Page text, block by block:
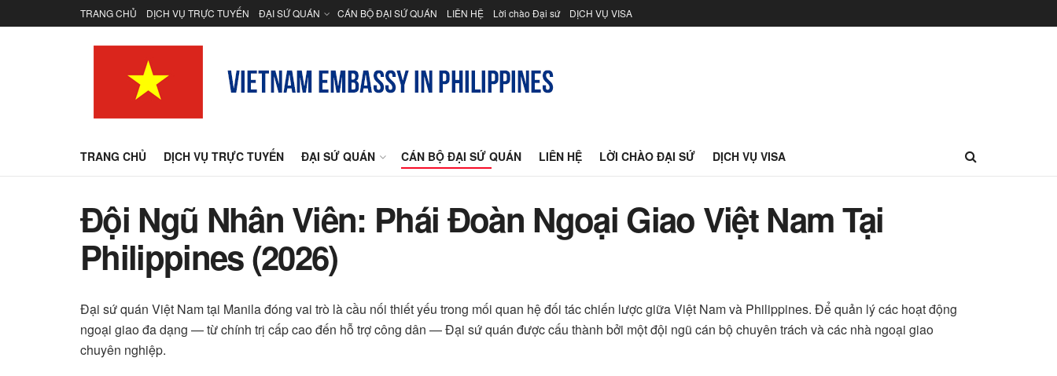
TRANG CHỦ DỊCH VỤ TRỰC TUYẾN ĐẠI SỨ QUÁN CÁN BỘ ĐẠI SỨ QUÁN LIÊN HỆ Lời chào Đại sứ DỊCH VỤ VISA
TRANG CHỦ DỊCH VỤ TRỰC TUYẾN ĐẠI SỨ QUÁN CÁN BỘ ĐẠI SỨ QUÁN LIÊN HỆ LỜI CHÀO ĐẠI SỨ DỊCH VỤ VISA
Đội Ngũ Nhân Viên: Phái Đoàn Ngoại Giao Việt Nam Tại
Philippines (2026)
Đại sứ quán Việt Nam tại Manila đóng vai trò là cầu nối thiết yếu trong mối quan hệ đối tác chiến lược giữa Việt Nam và Philippines. Để quản lý các hoạt động
ngoại giao đa dạng — từ chính trị cấp cao đến hỗ trợ công dân — Đại sứ quán được cấu thành bởi một đội ngũ cán bộ chuyên trách và các nhà ngoại giao
chuyên nghiệp.